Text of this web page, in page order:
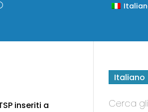
inseriti a
Italiano
Cerca